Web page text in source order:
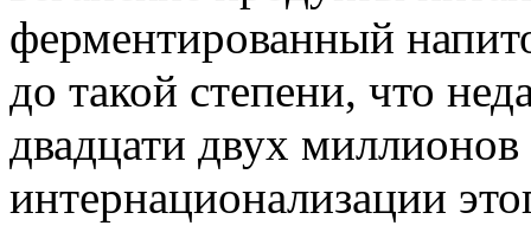
ферментированный
до такой степени, что
двадцати двух
интернационализации